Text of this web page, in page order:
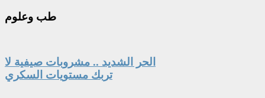
طب وعلوم
الحر الشديد .. مشروبات صيفية لا
تربك مستويات السكري